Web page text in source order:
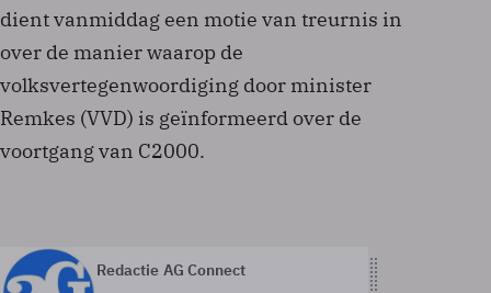
dient vanmiddag een motie van treurnis in
over de manier waarop de
volksvertegenwoordiging door minister
Remkes (VVD) is geïnformeerd over de
voortgang van C2000.
Redactie AG Connect